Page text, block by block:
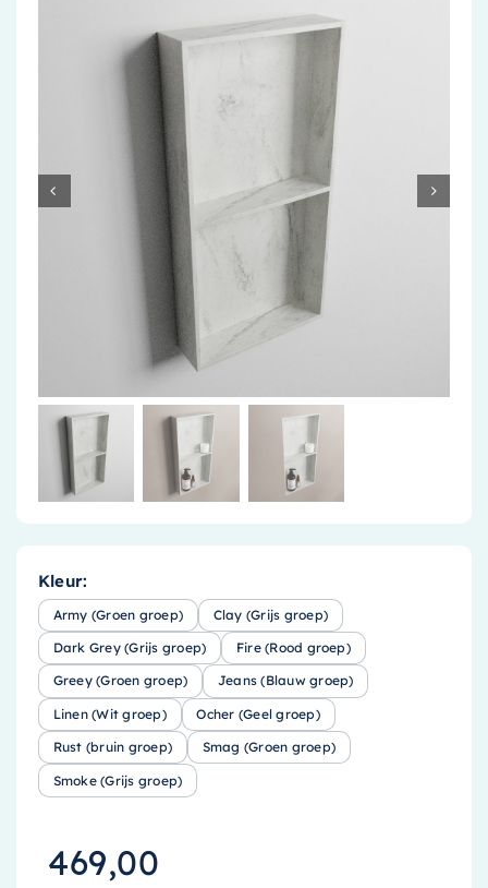
Accessoires
Installatiemateriaal
Klimaatbeheersing
Kleur:
Army (Groen groep) Clay (Grijs groep)
Dark Grey (Grijs groep) Fire (Rood groep)
Greey (Groen groep) Jeans (Blauw groep)
Linen (Wit groep) Ocher (Geel groep)
Rust (bruin groep) Smag (Groen groep)
Smoke (Grijs groep)
469,00